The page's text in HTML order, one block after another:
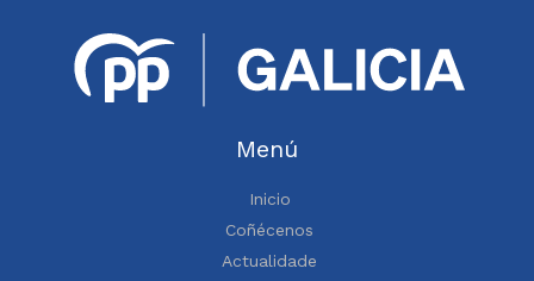
Menú
Inicio
Coñécenos
Actualidade